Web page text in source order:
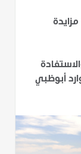
أبوظبي